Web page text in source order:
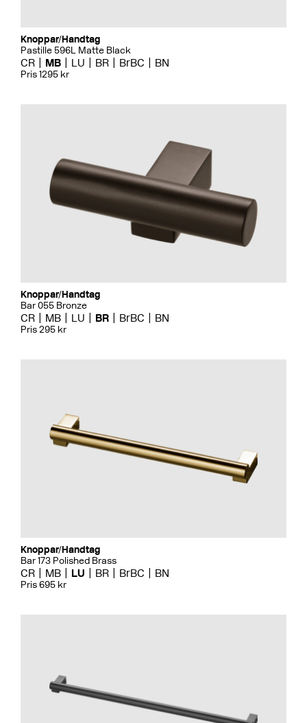
Knoppar/Handtag
Pastille 596L Matte Black
CR MB LU BR BrBC BN
Pris 1295 kr
Knoppar/Handtag
Bar 055 Bronze
CR MB LU BR BrBC BN
Pris 295 kr
Knoppar/Handtag
Bar 173 Polished Brass
CR MB LU BR BrBC BN
Pris 695 kr